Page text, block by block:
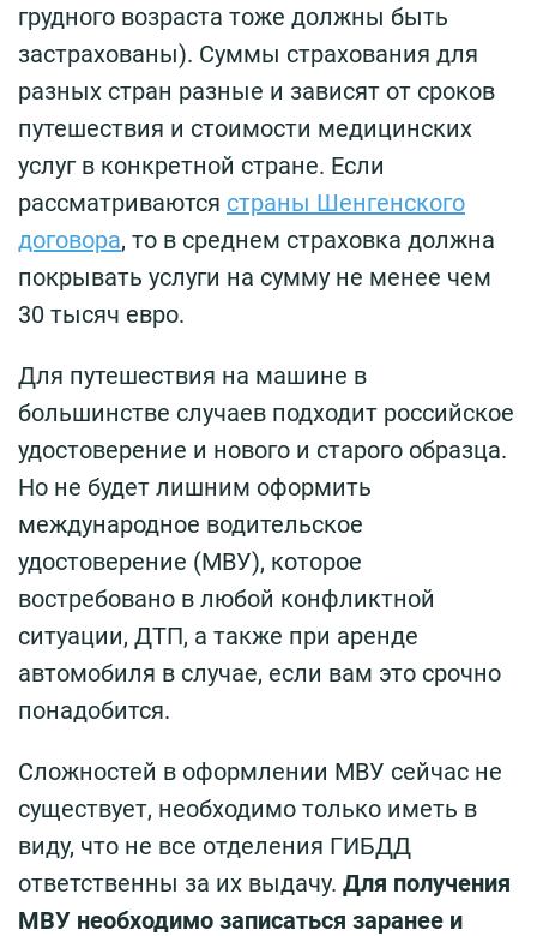
грудного возраста тоже должны быть
застрахованы). Суммы страхования для
разных стран разные и зависят от сроков
путешествия и стоимости медицинских
услуг в конкретной стране. Если
рассматриваются страны Шенгенского
договора, то в среднем страховка должна
покрывать услуги на сумму не менее чем
30 тысяч евро.
Для путешествия на машине в
большинстве случаев подходит российское
удостоверение и нового и старого образца.
Но не будет лишним оформить
международное водительское
удостоверение (МВУ), которое
востребовано в любой конфликтной
ситуации, ДТП, а также при аренде
автомобиля в случае, если вам это срочно
понадобится.
Сложностей в оформлении МВУ сейчас не
существует, необходимо только иметь в
виду, что не все отделения ГИБДД
ответственны за их выдачу. Для получения
МВУ необходимо записаться заранее и